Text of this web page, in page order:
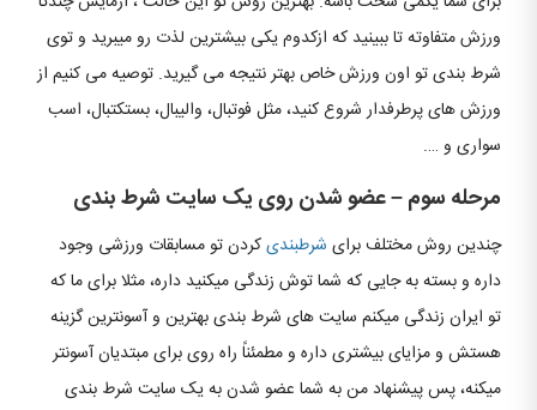
ورزش متفاوته تا ببینید که ازکدوم یکی بیشترین لذت رو میبرید و توی
شرط بندی تو اون ورزش خاص بهتر نتیجه می گیرید. توصیه می کنیم از
ورزش های پرطرفدار شروع کنید، مثل فوتبال، والیبال، بستکتبال، اسب
سواری و ….
مرحله سوم–عضو شدن روی یک سایت شرط بندی
چندین روش مختلف برای شرطبندیکردن تو مسابقات ورزشی وجود
داره و بسته به جایی که شما توش زندگی میکنید داره، مثلا برای ما که
تو ایران زندگی میکنم سایت های شرط بندی بهترین و آسونترین گزینه
هستش و مزایای بیشتری داره و مطمئناً راه روی برای مبتدیان آسونتر
میکنه، پس پیشنهاد من به شما عضو شدن به یک سایت شرط بندی